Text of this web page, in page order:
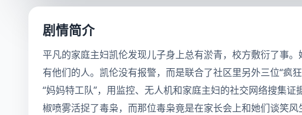
剧情简介
平凡的家庭主妇凯伦发现儿子身上总有淤青，校方敷衍了事
有他们的人。凯伦没有报警，而是联合了社区里另外三位“疯
“妈妈特工队”，用监控、无人机和家庭主妇的社交网络搜集
椒喷雾活捉了毒枭，而那位毒枭竟是在家长会上和她们谈笑风